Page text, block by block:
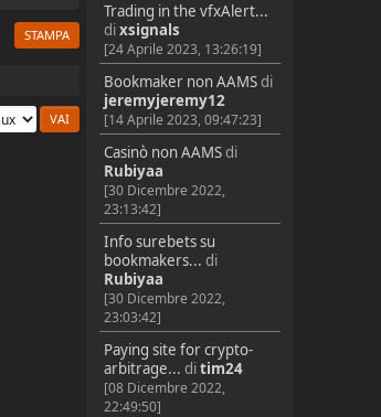
Trading in the vfxAlert...
dixsignals
[24 Aprile 2023, 13:26:19]
Bookmaker non AAMSdi
jeremyjeremy12
[14 Aprile 2023, 09:47:23]
Casinò non AAMSdi
Rubiyaa
[30 Dicembre 2022,
23:13:42]
Info surebets su
bookmakers... di
Rubiyaa
[30 Dicembre 2022,
23:03:42]
Paying site for crypto-
arbitrage... ditim24
[08 Dicembre 2022,
22:49:50]
STAMPA